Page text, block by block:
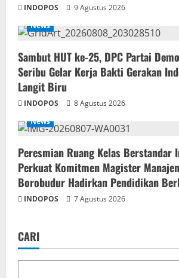
INDOPOS
9 Agustus 2026
News
‎Sambut HUT ke-25, DPC Partai
Seribu Gelar Kerja Bakti Gerakan
Langit Biru
INDOPOS
8 Agustus 2026
News
Peresmian Ruang Kelas Berstandar
Perkuat Komitmen Magister
Borobudur Hadirkan Pendidikan
INDOPOS 7 Agustus 2026
CARI